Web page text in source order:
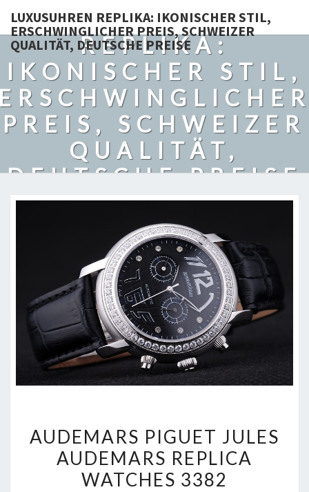
LUXUSUHREN REPLIKA: IKONISCHER STIL,
ERSCHWINGLICHER PREIS, SCHWEIZER
QUALITÄT, DEUTSCHE PREISE
LUXUSUHREN
REPLIKA:
IKONISCHER STIL,
PREIS, SCHWEIZER
QUALITÄT,
DEUTSCHE PREISE
PIGUET
JULES
AUDEMARS
AUDEMARS PIGUET JULES
AUDEMARS REPLICA
WATCHES 3382